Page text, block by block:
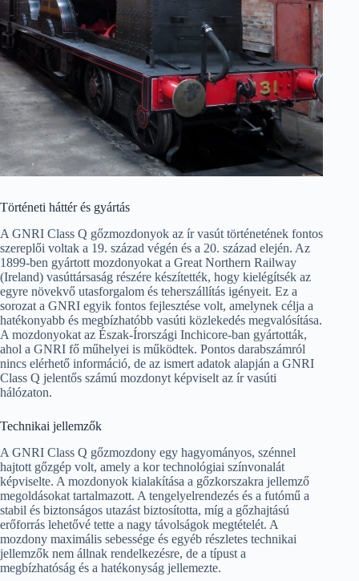
Történeti háttér és gyártás
A GNRI Class Q gőzmozdonyok az ír vasút történetének fontos
szereplői voltak a 19. század végén és a 20. század elején. Az
1899-ben gyártott mozdonyokat a Great Northern Railway
(Ireland) vasúttársaság részére készítették, hogy kielégítsék az
egyre növekvő utasforgalom és teherszállítás igényeit. Ez a
sorozat a GNRI egyik fontos fejlesztése volt, amelynek célja a
hatékonyabb és megbízhatóbb vasúti közlekedés megvalósítása.
A mozdonyokat az Észak-Írországi Inchicore-ban gyártották,
ahol a GNRI fő műhelyei is működtek. Pontos darabszámról
nincs elérhető információ, de az ismert adatok alapján a GNRI
Class Q jelentős számú mozdonyt képviselt az ír vasúti
hálózaton.
Technikai jellemzők
A GNRI Class Q gőzmozdony egy hagyományos, szénnel
hajtott gőzgép volt, amely a kor technológiai színvonalát
képviselte. A mozdonyok kialakítása a gőzkorszakra jellemző
megoldásokat tartalmazott. A tengelyelrendezés és a futómű a
stabil és biztonságos utazást biztosította, míg a gőzhajtású
erőforrás lehetővé tette a nagy távolságok megtételét. A
mozdony maximális sebessége és egyéb részletes technikai
jellemzők nem állnak rendelkezésre, de a típust a
megbízhatóság és a hatékonyság jellemezte.